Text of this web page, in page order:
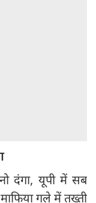
दंगा, यूपी में सब
गले में तख्ती